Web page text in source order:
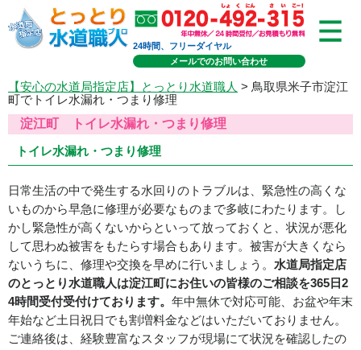
24時間、フリーダイヤル
メールでのお問い合わせ
【安心の水道局指定店】とっとり水道職人 > 鳥取県米子市淀江
町でトイレ水漏れ・つまり修理
淀江町 トイレ水漏れ・つまり修理
トイレ水漏れ・つまり修理
日常生活の中で発生する水回りのトラブルは、緊急性の高くな
いものから早急に修理が必要なものまで多岐にわたります。し
かし緊急性が高くないからといって放っておくと、状況が悪化
して思わぬ被害をもたらす場合もあります。被害が大きくなら
ないうちに、修理や交換を早めに行いましょう。 水道局指定店
のとっとり水道職人は淀江町にお住いの皆様のご相談を365日2
4時間受付受付けております。 年中無休で対応可能、お盆や年末
年始など土日祝日でも割増料金などはいただいておりません。
ご連絡後は、経験豊富なスタッフが現場にて状況を確認したの